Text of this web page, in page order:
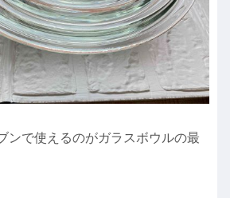
ンで使えるのがガラスボウルの最